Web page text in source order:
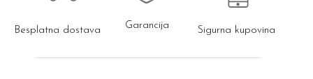
Besplatna dostava Garancija Sigurna kupovina